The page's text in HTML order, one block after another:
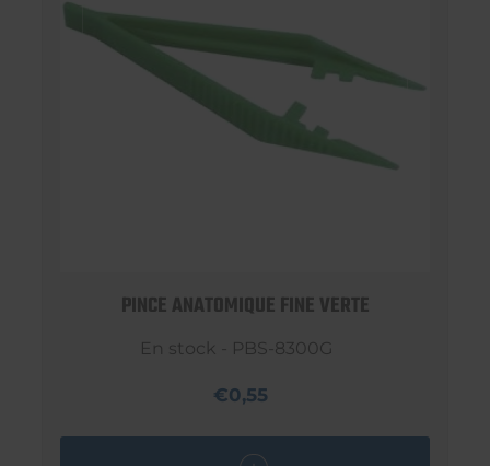
PINCE ANATOMIQUE FINE VERTE
En stock - PBS-8300G
€0,55